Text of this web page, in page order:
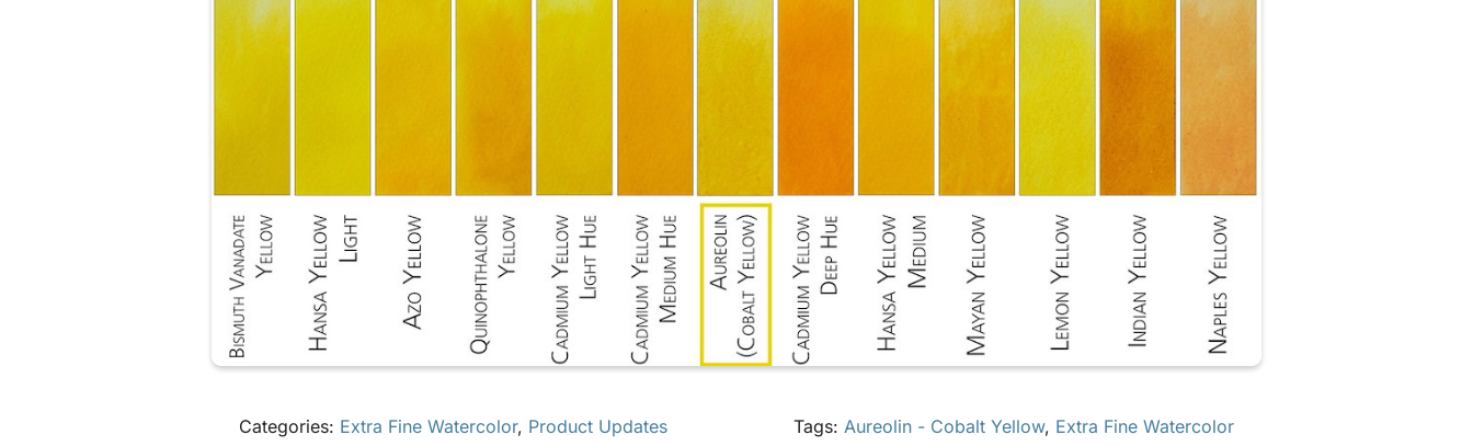
Categories: Extra Fine Watercolor, Product Updates Tags: Aureolin - Cobalt Yellow, Extra Fine Watercolor